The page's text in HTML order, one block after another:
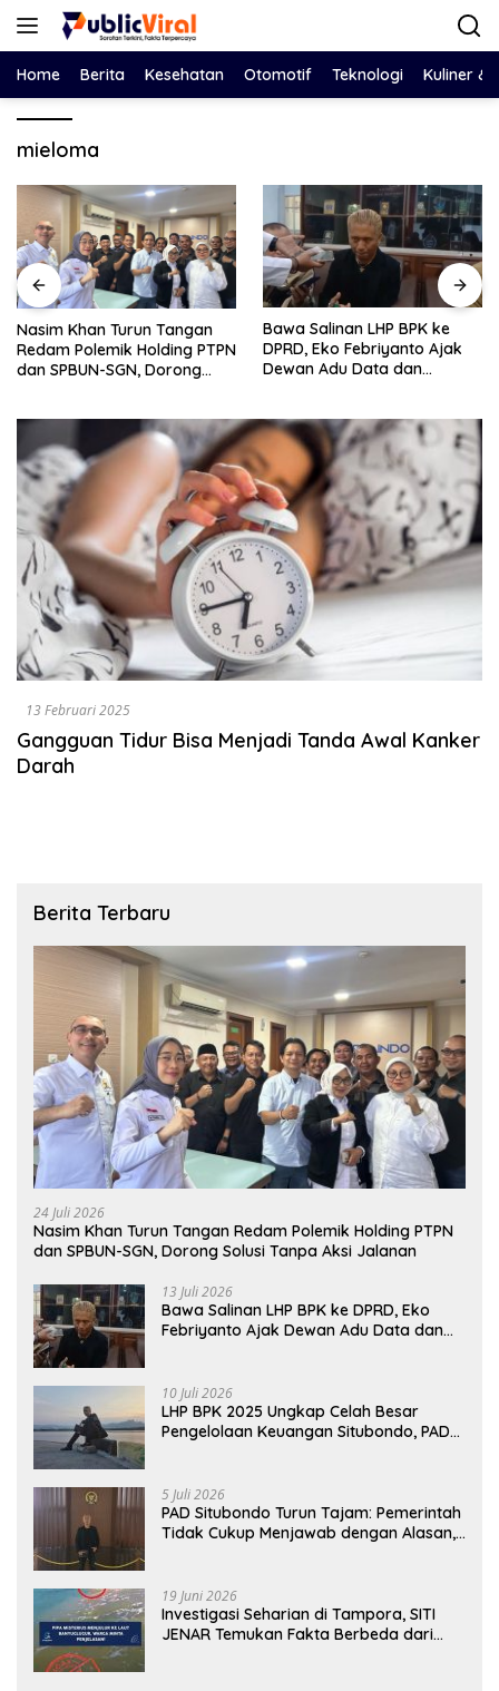
Langsung
Home Berita Kesehatan Otomotif Teknologi Kuliner &
mieloma
Nasim Khan Turun Tangan
Redam Polemik Holding PTPN
dan SPBUN-SGN, Dorong
Bawa Salinan LHP BPK ke
DPRD, Eko Febriyanto Ajak
Dewan Adu Data dan
13 Februari 2025
Gangguan Tidur Bisa Menjadi Tanda Awal Kanker
Darah
Berita Terbaru
24 Juli 2026
Nasim Khan Turun Tangan Redam Polemik Holding PTPN
dan SPBUN-SGN, Dorong Solusi Tanpa Aksi Jalanan
13 Juli 2026
Bawa Salinan LHP BPK ke DPRD, Eko
Febriyanto Ajak Dewan Adu Data dan
10 Juli 2026
LHP BPK 2025 Ungkap Celah Besar
Pengelolaan Keuangan Situbondo, PAD
5 Juli 2026
PAD Situbondo Turun Tajam: Pemerintah
Tidak Cukup Menjawab dengan Alasan,
19 Juni 2026
Investigasi Seharian di Tampora, SITI
JENAR Temukan Fakta Berbeda dari